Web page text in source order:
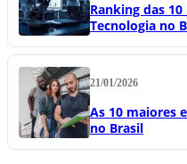
Ranking das
Tecnologia no
21/01/2026
As 10 maiores
no Brasil